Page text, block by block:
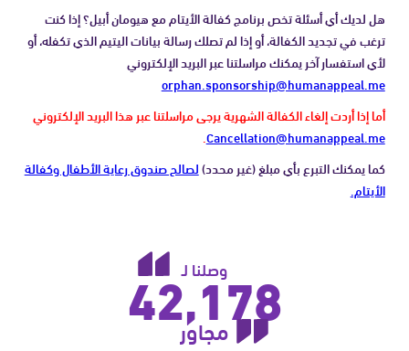
هل لديك أي أسئلة تخص برنامج كفالة الأيتام مع هيومان أبيل؟ إذا كنت
ترغب في تجديد الكفالة، أو إذا لم تصلك رسالة بيانات اليتيم الذي تكفله، أو
لأي استفسار آخر يمكنك مراسلتنا عبر البريد الإلكتروني
orphan.sponsorship@humanappeal.me
أما إذا أردت إلغاء الكفالة الشهرية يرجى مراسلتنا عبر هذا البريد الإلكتروني
Cancellation@humanappeal.me
.
كما يمكنك التبرع بأي مبلغ (غير محدد)لصالح صندوق رعاية الأطفال وكفالة
الأيتام.
وصلنا لـ
42,178
مجاور